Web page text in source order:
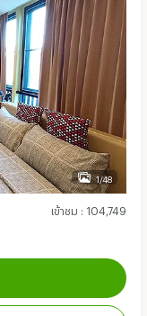
1/48
เข้าชม : 104,749